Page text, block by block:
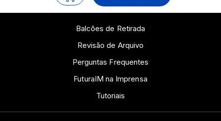
Balcões de Retirada
Revisão de Arquivo
Perguntas Frequentes
FuturaIM na Imprensa
Tutoriais